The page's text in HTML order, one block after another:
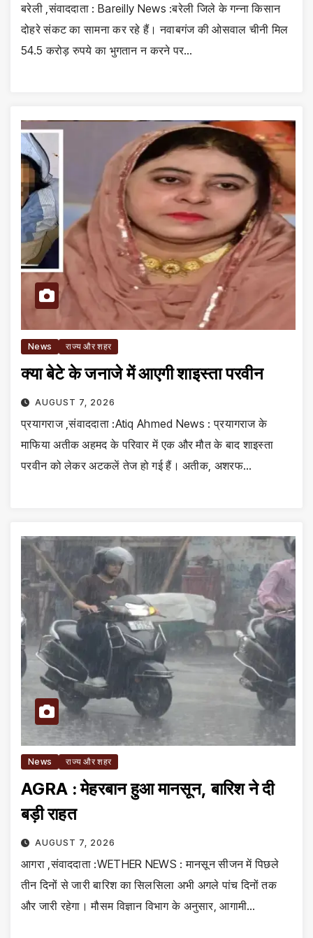
बरेली ,संवाददाता : Bareilly News :बरेली जिले के गन्ना किसान
दोहरे संकट का सामना कर रहे हैं। नवाबगंज की ओसवाल चीनी मिल
54.5 करोड़ रुपये का भुगतान न करने पर…
News राज्य और शहर
क्या बेटे के जनाजे में आएगी शाइस्ता परवीन
AUGUST 7, 2026
प्रयागराज ,संवाददाता :Atiq Ahmed News : प्रयागराज के
माफिया अतीक अहमद के परिवार में एक और मौत के बाद शाइस्ता
परवीन को लेकर अटकलें तेज हो गई हैं। अतीक, अशरफ…
News राज्य और शहर
AGRA : मेहरबान हुआ मानसून, बारिश ने दी
बड़ी राहत
AUGUST 7, 2026
आगरा ,संवाददाता :WETHER NEWS : मानसून सीजन में पिछले
तीन दिनों से जारी बारिश का सिलसिला अभी अगले पांच दिनों तक
और जारी रहेगा। मौसम विज्ञान विभाग के अनुसार, आगामी…